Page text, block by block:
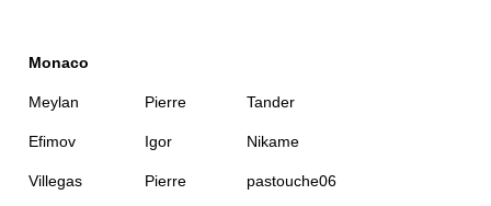
Monaco
Meylan Pierre Tander
Efimov Igor Nikame
Villegas Pierre pastouche06